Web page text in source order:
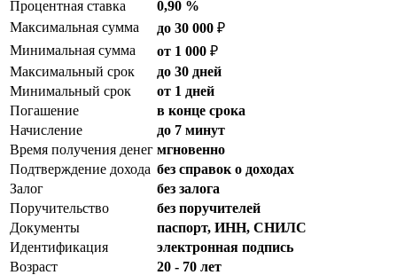
Процентная ставка
0,90 %
Максимальная сумма
до 30 000 ₽
Минимальная сумма
от 1 000 ₽
Максимальный срок
до 30 дней
Минимальный срок
от 1 дней
Погашение
в конце срока
Начисление
до 7 минут
Время получения денег мгновенно
Подтверждение дохода без справок о доходах
Залог
без залога
Поручительство
без поручителей
Документы
паспорт, ИНН, СНИЛС
Идентификация
электронная подпись
Возраст
20 - 70 лет